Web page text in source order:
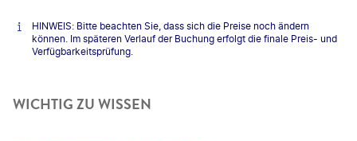
HINWEIS: Bitte beachten Sie, dass sich die Preise noch ändern
können. Im späteren Verlauf der Buchung erfolgt die finale Preis- und
Verfügbarkeitsprüfung.
WICHTIG ZU WISSEN